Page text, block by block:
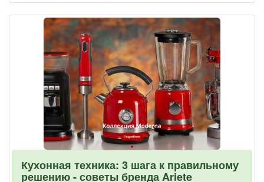
Кухонная техника: 3 шага к правильному
решению - советы бренда Ariete